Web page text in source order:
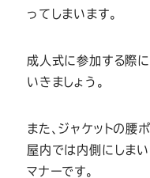
ってしまいます。
成人式に参加する際
いきましょう。
また、ジャケットの腰
屋内では内側にしま
マナーです。